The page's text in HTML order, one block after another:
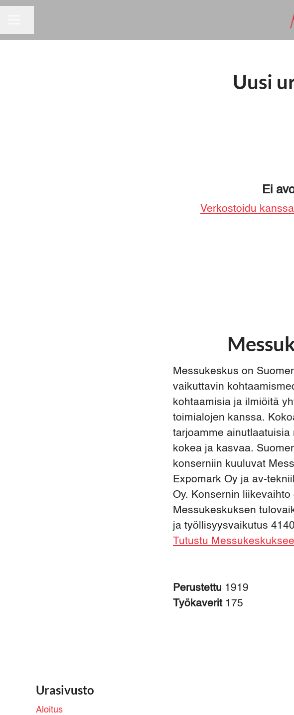
Uusi
Ei
Verkostoidu
Messukeskus on
vaikuttavin
kohtaamisia ja ilmiöitä
toimialojen kanssa.
tarjoamme
kokea ja kasvaa.
konserniin kuuluvat
Expomark Oy ja av-
Oy. Konsernin
Messukeskuksen
ja työllisyysvaikutus
Tutustu
Perustettu 1919
Työkaverit 175
Urasivusto
Aloitus